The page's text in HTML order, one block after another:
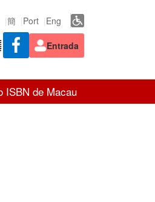
簡 Port Eng
Entrada
ISBN de Macau